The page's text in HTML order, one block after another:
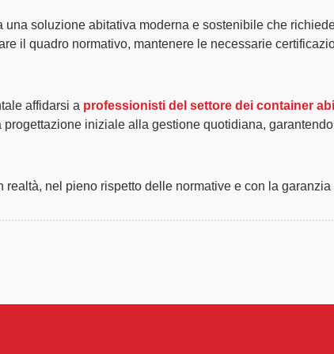
una soluzione abitativa moderna e sostenibile che
il quadro normativo, mantenere le necessarie
affidarsi a professionisti del settore dei container
iniziale alla gestione quotidiana,
realtà, nel pieno rispetto delle normative e con la garanzia